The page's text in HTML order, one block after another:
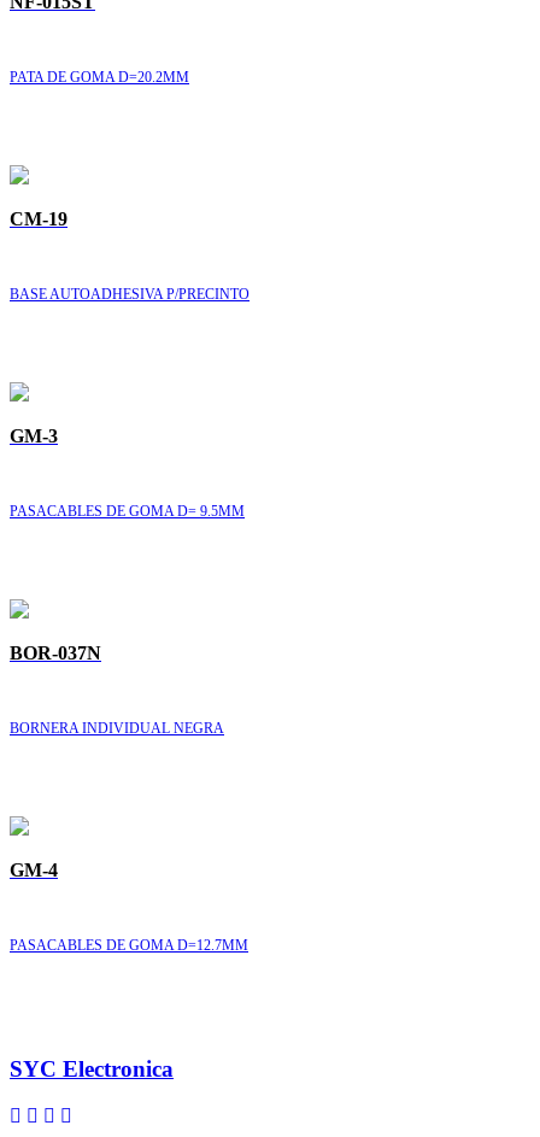
PATA DE GOMA D=20.2MM
CM-19
BASE AUTOADHESIVA P/PRECINTO
GM-3
PASACABLES DE GOMA D= 9.5MM
BOR-037N
BORNERA INDIVIDUAL NEGRA
GM-4
PASACABLES DE GOMA D=12.7MM
SYC Electronica